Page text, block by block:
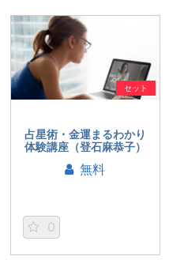
セット
占星術・金運まるわかり
体験講座（登石麻恭子）
無料
0